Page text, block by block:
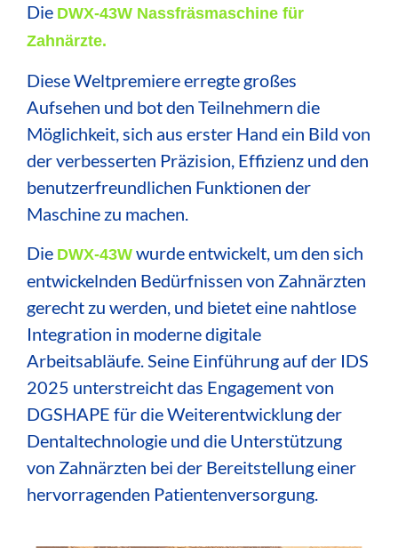
Die DWX-43W Nassfräsmaschine für
Zahnärzte.
Diese Weltpremiere erregte großes
Aufsehen und bot den Teilnehmern die
Möglichkeit, sich aus erster Hand ein Bild von
der verbesserten Präzision, Effizienz und den
benutzerfreundlichen Funktionen der
Maschine zu machen.
Die DWX-43W wurde entwickelt, um den sich
entwickelnden Bedürfnissen von Zahnärzten
gerecht zu werden, und bietet eine nahtlose
Integration in moderne digitale
Arbeitsabläufe.Seine Einführung auf der IDS
2025 unterstreicht das Engagement von
DGSHAPE für die Weiterentwicklung der
Dentaltechnologie und die Unterstützung
von Zahnärzten bei der Bereitstellung einer
hervorragenden Patientenversorgung.